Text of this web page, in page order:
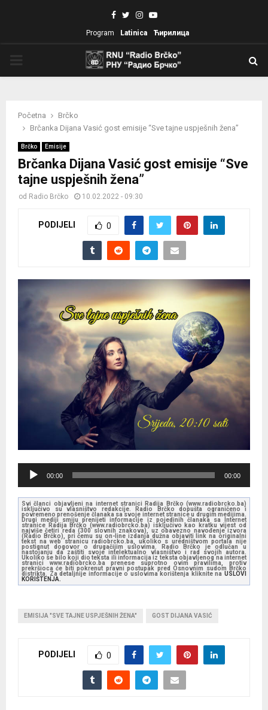
Facebook
TwitterInstagram
Youtube
Program Latinica Ћирилица
Početna
Brčko
Brčanka Dijana Vasić gost emisije “Sve tajne uspješnih žena”
Brčko Emisije
Brčanka Dijana Vasić gost emisije “Sve
tajne uspješnih žena”
od Radio Brčko 10.02.2022 - 09:30
PODIJELI 0
u
d
o
P
a
00:00 00:00
Svi članci objavljeni na internet stranici Radija Brčko (www.radiobrcko.ba)
isključivo su vlasništvo redakcije. Radio Brčko dopušta ograničeno i
povremeno prenošenje članaka sa svoje internet stranice u drugim medijima.
Drugi mediji smiju prenijeti informacije iz pojedinih članaka sa Internet
stranice Radija Brčko (www.radiobrcko.ba) isključivo kao kratku vijest od
najviše četiri reda (300 slovnih znakova), uz obavezno navođenje izvora
(Radio Brčko), pri čemu su on-line izdanja dužna objaviti link na originalni
tekst na web stranicu radiobrcko.ba, ukoliko s uredništvom portala nije
postignut dogovor o drugačijim uslovima. Radio Brčko je odlučan u
nastojanju da zaštiti svoje intelektualno vlasništvo i rad svojih autora.
Ukoliko se bilo koji dio teksta ili informacija iz teksta objavljenog na internet
stranici www.radiobrcko.ba prenese suprotno ovim pravilima, protiv
prekršioca će biti pokrenut pravni postupak pred Osnovnim sudom Brčko
distrikta. Za detaljnije informacije o uslovima korištenja kliknite na USLOVI
KORIŠTENJA.
EMISIJA "SVE TAJNE USPJEŠNIH ŽENA" GOST DIJANA VASIĆ
PODIJELI 0